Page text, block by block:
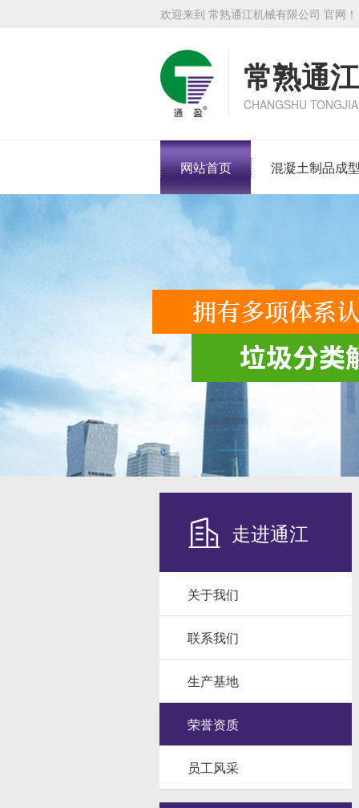
欢迎来到 常熟通江机械有限公司 官网！
常熟通
CHANGSHU
网站首页 混凝土制品成
走进通江
关于我们
联系我们
生产基地
荣誉资质
员工风采